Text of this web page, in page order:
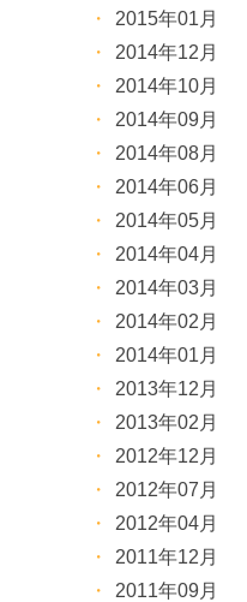
2015年01月
2014年12月
2014年10月
2014年09月
2014年08月
2014年06月
2014年05月
2014年04月
2014年03月
2014年02月
2014年01月
2013年12月
2013年02月
2012年12月
2012年07月
2012年04月
2011年12月
2011年09月